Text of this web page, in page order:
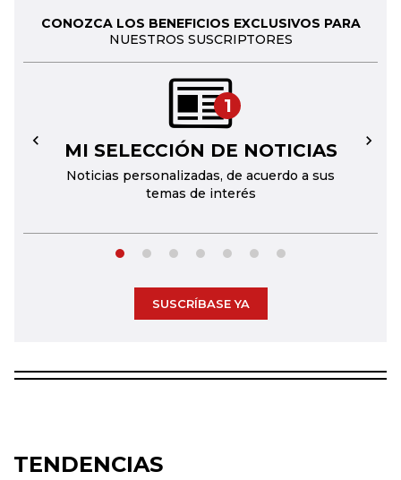
CONOZCA LOS BENEFICIOS EXCLUSIVOS PARA
NUESTROS SUSCRIPTORES
1
MI SELECCIÓN DE NOTICIAS
Noticias personalizadas, de acuerdo a sus
temas de interés
← →
SUSCRÍBASE YA
TENDENCIAS